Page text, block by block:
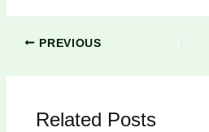
PREVIOUS
Related Posts